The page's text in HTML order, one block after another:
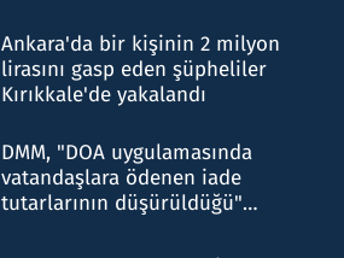
Ankara'da bir kişinin 2 milyon
lirasını gasp eden şüpheliler
Kırıkkale'de yakalandı
DMM, "DOA uygulamasında
vatandaşlara ödenen iade
tutarlarının düşürüldüğü"